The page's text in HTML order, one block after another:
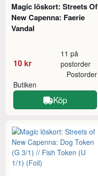
Magic löskort: Streets Of
New Capenna: Faerie
Vandal
10 kr
11 på
postorder
Butiken
Postorder
Köp